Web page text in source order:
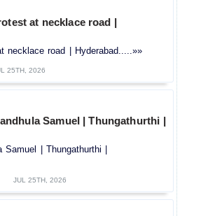
at necklace road |
necklace road | Hyderabad.....»»
25TH, 2026
Samuel | Thungathurthi |
| Thungathurthi |
JUL 25TH, 2026